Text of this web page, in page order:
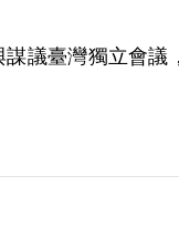
議臺灣獨立會議
黃紀男、廖溫進
條例》第二條第
，他匯錢給廖文